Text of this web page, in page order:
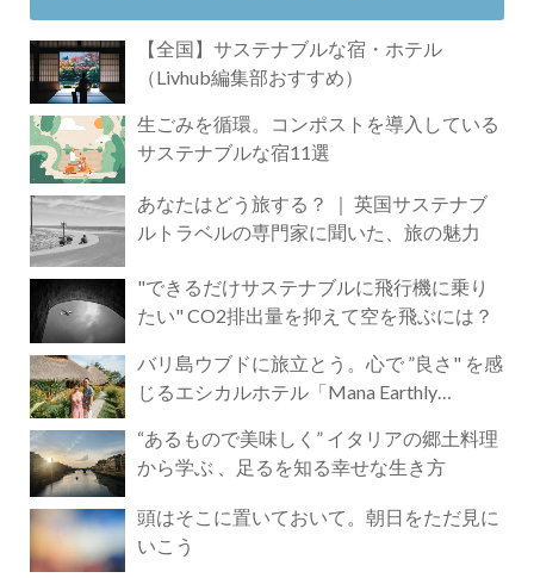
【全国】サステナブルな宿・ホテル
（Livhub編集部おすすめ）
生ごみを循環。コンポストを導入している
サステナブルな宿11選
あなたはどう旅する？ ｜ 英国サステナブ
ルトラベルの専門家に聞いた、旅の魅力
"できるだけサステナブルに飛行機に乗り
たい" CO2排出量を抑えて空を飛ぶには？
バリ島ウブドに旅立とう。心で ”良さ" を感
じるエシカルホテル「Mana Earthly
“あるもので美味しく” イタリアの郷土料理
から学ぶ 、足るを知る幸せな生き方
頭はそこに置いておいて。朝日をただ見に
いこう